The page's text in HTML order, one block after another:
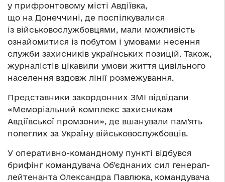
у прифронтовому місті Авдіївка,
що на Донеччині, де поспілкувалися
із військовослужбовцями, мали можливість
ознайомитися із побутом і умовами несення
служби захисників українських позицій. Також,
журналістів цікавили умови життя цивільного
населення вздовж лінії розмежування.
Представники закордонних ЗМІ відвідали
«Меморіальний комплекс захисникам
Авдіївської промзони», де вшанували пам’ять
полеглих за Україну військовослужбовців.
У оперативно-командному пункті відбувся
брифінг командувача Об’єднаних сил генерал-
лейтенанта Олександра Павлюка, командувача